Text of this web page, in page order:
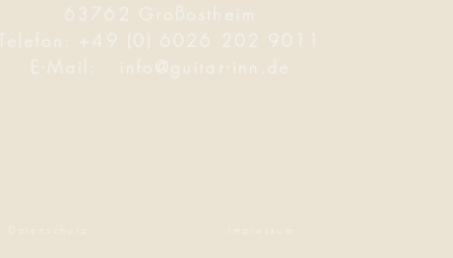
63762 Großostheim
Telefon:
+49 (0) 6026 202 9011
E-Mail:
info@guitar-inn.de